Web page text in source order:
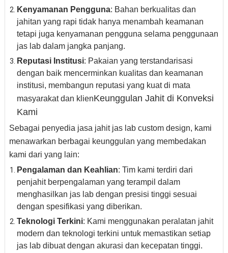
Kenyamanan Pengguna: Bahan berkualitas dan
jahitan yang rapi tidak hanya menambah keamanan
tetapi juga kenyamanan pengguna selama penggunaan
jas lab dalam jangka panjang.
Reputasi Institusi: Pakaian yang terstandarisasi
dengan baik mencerminkan kualitas dan keamanan
institusi, membangun reputasi yang kuat di mata
masyarakat dan klienKeunggulan Jahit di Konveksi
Kami
Sebagai penyedia jasa jahit jas lab custom design, kami
menawarkan berbagai keunggulan yang membedakan
kami dari yang lain:
Pengalaman dan Keahlian: Tim kami terdiri dari
penjahit berpengalaman yang terampil dalam
menghasilkan jas lab dengan presisi tinggi sesuai
dengan spesifikasi yang diberikan.
Teknologi Terkini: Kami menggunakan peralatan jahit
modern dan teknologi terkini untuk memastikan setiap
jas lab dibuat dengan akurasi dan kecepatan tinggi.